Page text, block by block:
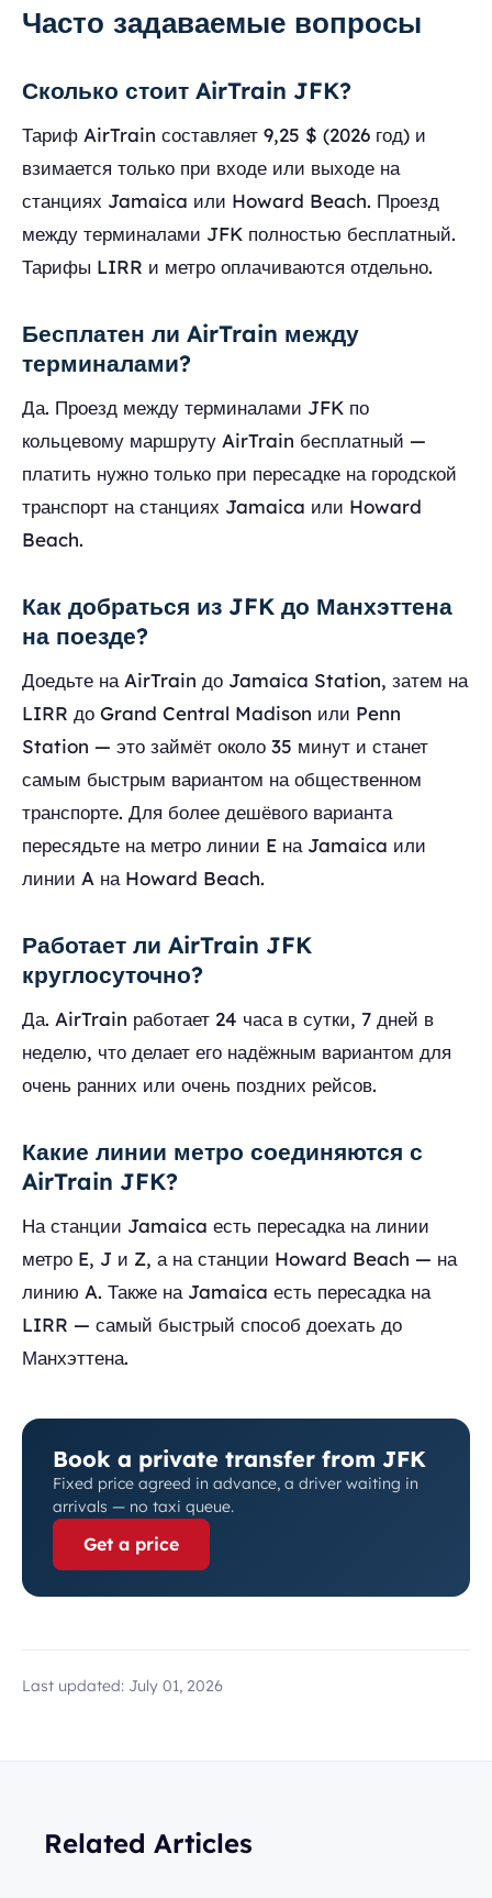
Часто задаваемые вопросы
Сколько стоит AirTrain JFK?
Тариф AirTrain составляет 9,25 $ (2026 год) и
взимается только при входе или выходе на
станциях Jamaica или Howard Beach. Проезд
между терминалами JFK полностью бесплатный.
Тарифы LIRR и метро оплачиваются отдельно.
Бесплатен ли AirTrain между
терминалами?
Да. Проезд между терминалами JFK по
кольцевому маршруту AirTrain бесплатный —
платить нужно только при пересадке на городской
транспорт на станциях Jamaica или Howard
Beach.
Как добраться из JFK до Манхэттена
на поезде?
Доедьте на AirTrain до Jamaica Station, затем на
LIRR до Grand Central Madison или Penn
Station — это займёт около 35 минут и станет
самым быстрым вариантом на общественном
транспорте. Для более дешёвого варианта
пересядьте на метро линии E на Jamaica или
линии A на Howard Beach.
Работает ли AirTrain JFK
круглосуточно?
Да. AirTrain работает 24 часа в сутки, 7 дней в
неделю, что делает его надёжным вариантом для
очень ранних или очень поздних рейсов.
Какие линии метро соединяются с
AirTrain JFK?
На станции Jamaica есть пересадка на линии
метро E, J и Z, а на станции Howard Beach — на
линию A. Также на Jamaica есть пересадка на
LIRR — самый быстрый способ доехать до
Манхэттена.
Book a private transfer from JFK
Fixed price agreed in advance, a driver waiting in
arrivals — no taxi queue.
Get a price
Last updated: July 01, 2026
Related Articles